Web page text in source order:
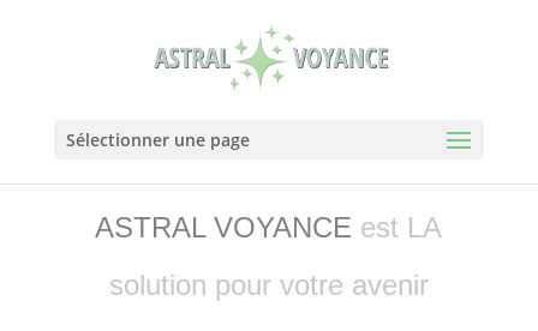
Sélectionner une page
ASTRAL VOYANCE est LA
solution pour votre avenir